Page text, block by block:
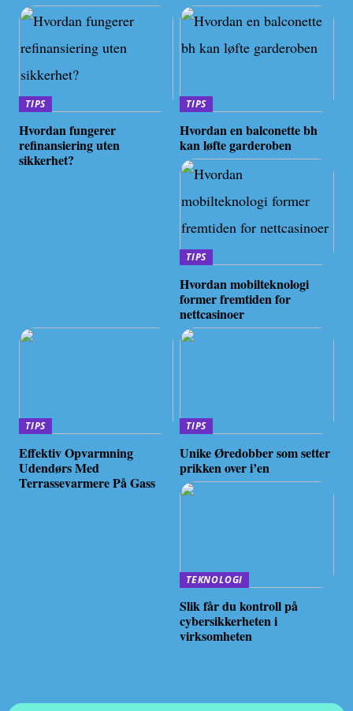
TIPS
Hvordan fungerer
refinansiering uten
sikkerhet?
TIPS
Hvordan en balconette bh
kan løfte garderoben
TIPS
Hvordan mobilteknologi
former fremtiden for
nettcasinoer
TIPS
Effektiv Opvarmning
Udendørs Med
Terrassevarmere På Gass
TIPS
Unike Øredobber som setter
prikken over i’en
TEKNOLOGI
Slik får du kontroll på
cybersikkerheten i
virksomheten